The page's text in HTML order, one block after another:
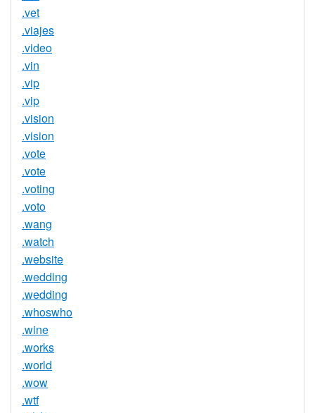
.vet
.viajes
.video
.vin
.vip
.vip
.vision
.vision
.vote
.vote
.voting
.voto
.wang
.watch
.website
.wedding
.wedding
.whoswho
.wine
.works
.world
.wow
.wtf